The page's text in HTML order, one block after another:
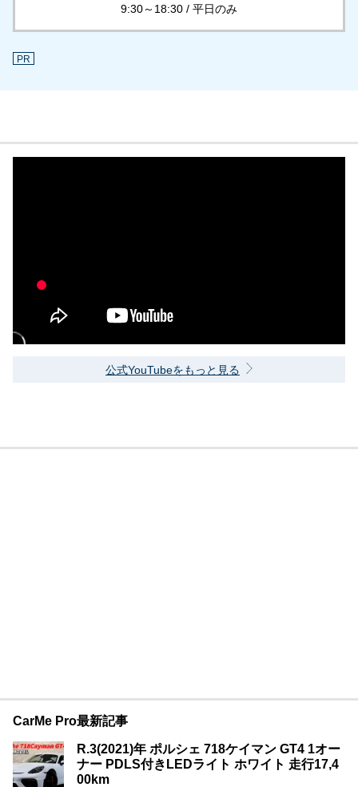
9:30～18:30 / 平日のみ
PR
公式YouTubeをもっと見る
CarMe Pro最新記事
R.3(2021)年 ポルシェ 718ケイマン GT4 1オー
ナー PDLS付きLEDライト ホワイト 走行17,4
00km